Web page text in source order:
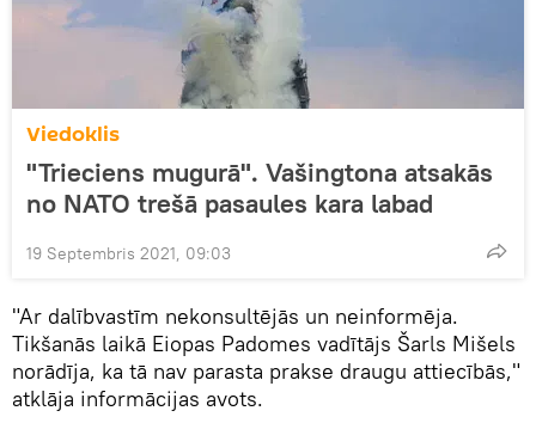
Viedoklis
"Trieciens mugurā". Vašingtona atsakās
no NATO trešā pasaules kara labad
19 Septembris 2021, 09:03
"Ar dalībvastīm nekonsultējās un neinformēja.
Tikšanās laikā Eiopas Padomes vadītājs Šarls Mišels
norādīja, ka tā nav parasta prakse draugu attiecībās,"
atklāja informācijas avots.